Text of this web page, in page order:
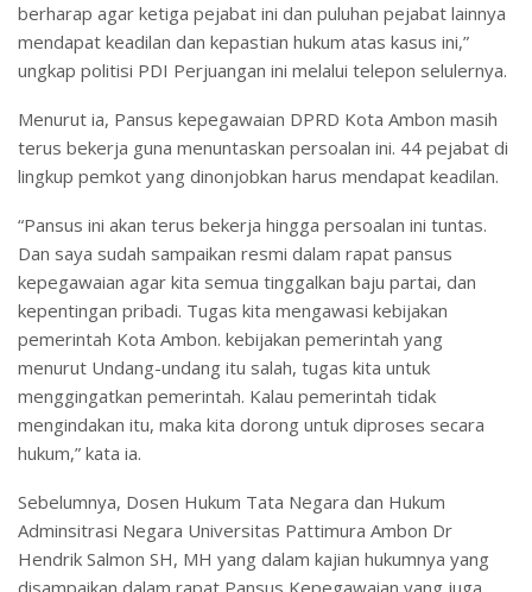
berharap agar ketiga pejabat ini dan puluhan pejabat lainnya
mendapat keadilan dan kepastian hukum atas kasus ini,”
ungkap politisi PDI Perjuangan ini melalui telepon selulernya.
Menurut ia, Pansus kepegawaian DPRD Kota Ambon masih
terus bekerja guna menuntaskan persoalan ini. 44 pejabat di
lingkup pemkot yang dinonjobkan harus mendapat keadilan.
“Pansus ini akan terus bekerja hingga persoalan ini tuntas.
Dan saya sudah sampaikan resmi dalam rapat pansus
kepegawaian agar kita semua tinggalkan baju partai, dan
kepentingan pribadi. Tugas kita mengawasi kebijakan
pemerintah Kota Ambon. kebijakan pemerintah yang
menurut Undang-undang itu salah, tugas kita untuk
menggingatkan pemerintah. Kalau pemerintah tidak
mengindakan itu, maka kita dorong untuk diproses secara
hukum,” kata ia.
Sebelumnya, Dosen Hukum Tata Negara dan Hukum
Adminsitrasi Negara Universitas Pattimura Ambon Dr
Hendrik Salmon SH, MH yang dalam kajian hukumnya yang